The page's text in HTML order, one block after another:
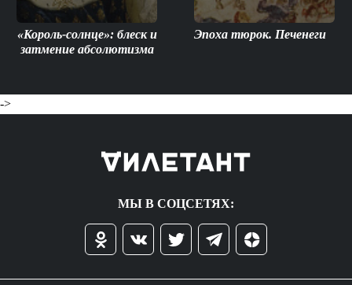
«Король-солнце»: блеск и
затмение абсолютизма
Эпоха тюрок. Печенеги
->
МЫ В СОЦСЕТЯХ: